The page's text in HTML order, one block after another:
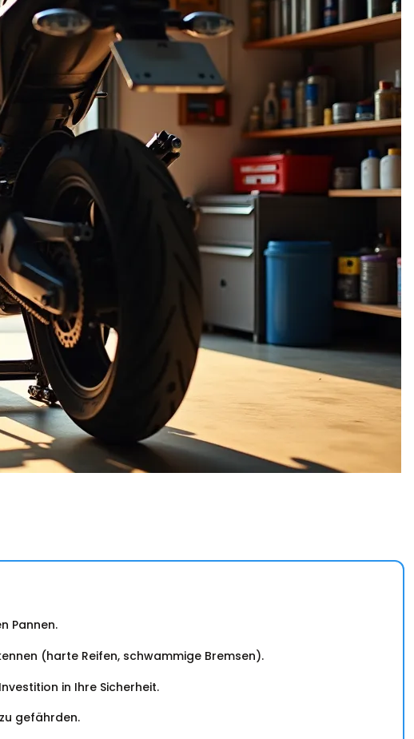
Pannen.
(harte Reifen, schwammige Bremsen).
in Ihre Sicherheit.
gefährden.